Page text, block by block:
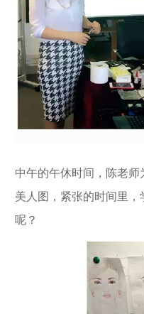
中午的午休时间，陈老
美人图，紧张的时间里
呢？